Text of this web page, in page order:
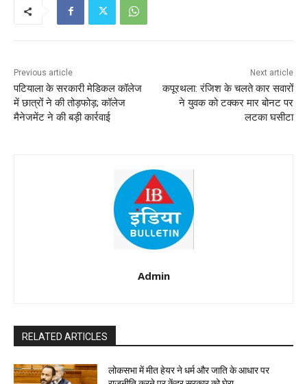
Previous article
पटियाला के सरकारी मेडिकल कॉलेज
में छात्रों ने की तोड़फोड़; कॉलेज
मैनेजमेंट ने की बड़ी कार्रवाई
Next article
कपूरथला: रंजिश के चलते कार सवारों
ने युवक को टक्कर मार बोनट पर
लटका घसीटा
Admin
RELATED ARTICLES
लोकसभा में मीत हेयर ने धर्म और जाति के आधार पर